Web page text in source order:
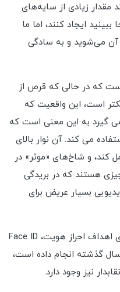
مقدار زیادی از سایه‌های
ایجاد کنند، اما ما
می‌شوید و به سادگی
که در حالی که قرص از
است، این واقعیت که
گیرد به این معنی است که
می کند. آن نوار بالای
کند، و شاخ‌های «موثر» در
هستند که در بریدگی
بسیار عریض برای
بیایید گذراً در اینجا ذکر کنیم که برای اهداف احراز هویت، Face ID
گذشته انجام داده است،
نیز وجود دارد.